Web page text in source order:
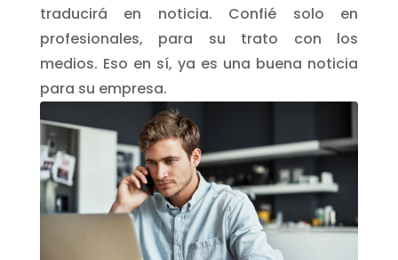
traducirá en noticia. Confié solo en
profesionales, para su trato con los
medios. Eso en sí, ya es una buena noticia
para su empresa.